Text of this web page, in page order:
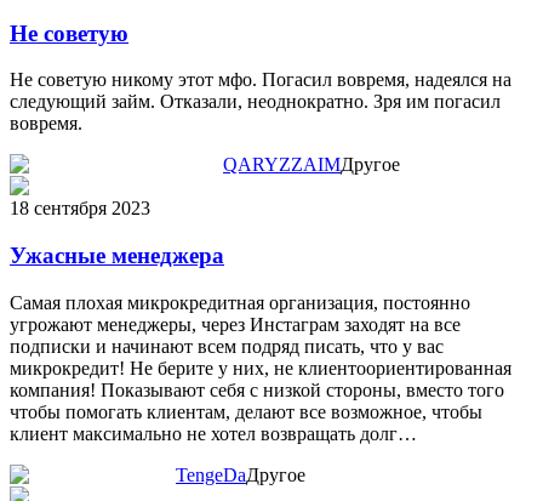
Не советую
Не советую никому этот мфо. Погасил вовремя, надеялся на
следующий займ. Отказали, неоднократно. Зря им погасил
вовремя.
QARYZZAIMДругое
18 сентября 2023
Ужасные менеджера
Самая плохая микрокредитная организация, постоянно
угрожают менеджеры, через Инстаграм заходят на все
подписки и начинают всем подряд писать, что у вас
микрокредит! Не берите у них, не клиентоориентированная
компания! Показывают себя с низкой стороны, вместо того
чтобы помогать клиентам, делают все возможное, чтобы
клиент максимально не хотел возвращать долг…
TengeDaДругое